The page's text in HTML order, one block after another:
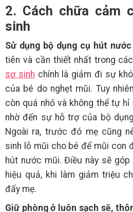
2. Cách chữa cảm
sinh
Sử dụng bộ dụng cụ hút
tiên và cần thiết nhất trong
sơ sinh chính là giảm đi sự
của bé do nghẹt mũi. Tuy
còn quá nhỏ và không thể tự
nhờ đến sự hỗ trợ của bộ
Ngoài ra, trước đó mẹ cũng
sinh lỗ mũi cho bé để mũi con
hút nước mũi. Điều này sẽ
hiệu quả, khi làm giảm triệu
đấy mẹ.
Giữ phòng ở luôn sạch sẽ,